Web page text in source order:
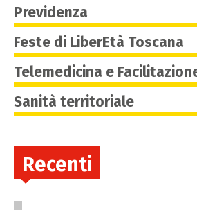
Previdenza
Feste di LiberEtà Toscana
Telemedicina e
Sanità territoriale
Recenti